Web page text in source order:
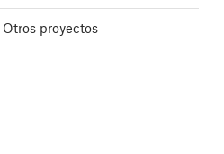
proyectos